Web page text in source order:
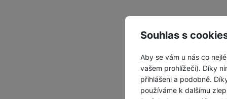
Souhlas s
Aby se vám u nás co
vašem prohlížeči). Díky
přihlášeni a podobně.
používáme k dalšímu